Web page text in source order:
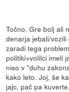
Točno. Gre bolj ali
denarja jebali/
zaradi tega
politiki+volilci imeli
niso v "duhu
kako leto. Joj, še
jajc, pač pa